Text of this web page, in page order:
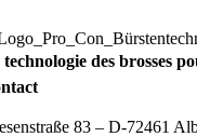
des brosses
83 – D-72461